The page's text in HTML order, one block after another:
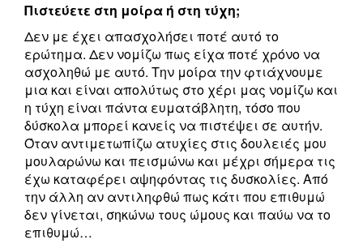
Πιστεύετε στη μοίρα ή στη τύχη;
Δεν με έχει απασχολήσει ποτέ αυτό το
ερώτημα. Δεν νομίζω πως είχα ποτέ χρόνο να
ασχοληθώ με αυτό. Την μοίρα την φτιάχνουμε
μια και είναι απολύτως στο χέρι μας νομίζω και
η τύχη είναι πάντα ευματάβλητη, τόσο που
δύσκολα μπορεί κανείς να πιστέψει σε αυτήν.
Όταν αντιμετωπίζω ατυχίες στις δουλειές μου
μουλαρώνω και πεισμώνω και μέχρι σήμερα τις
έχω καταφέρει αψηφόντας τις δυσκολίες. Από
την άλλη αν αντιληφθώ πως κάτι που επιθυμώ
δεν γίνεται, σηκώνω τους ώμους και παύω να το
επιθυμώ…